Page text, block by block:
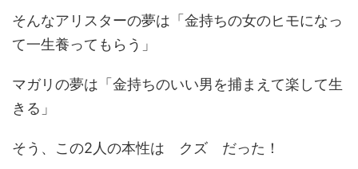
そんなアリスターの夢は「金持ちの女のヒモになっ
て一生養ってもらう」
マガリの夢は「金持ちのいい男を捕まえて楽して生
きる」
そう、この2人の本性は クズ だった！